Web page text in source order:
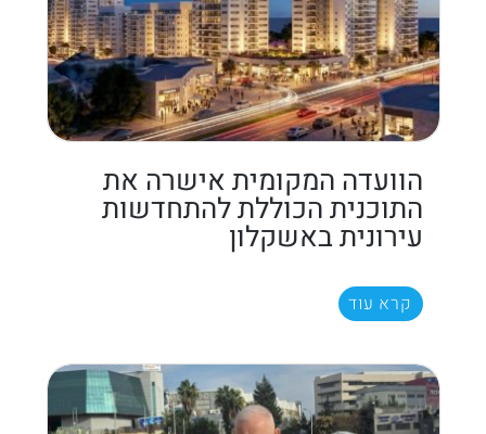
הוועדה המקומית אישרה את
התוכנית הכוללת להתחדשות
עירונית באשקלון
קרא עוד